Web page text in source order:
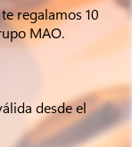
regalamos 10
MAO.
desde el